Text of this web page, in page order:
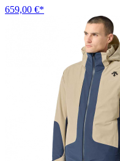
659,00 €*